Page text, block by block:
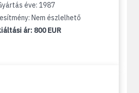
éve: 1987
Nem észlelhető
ár: 800 EUR